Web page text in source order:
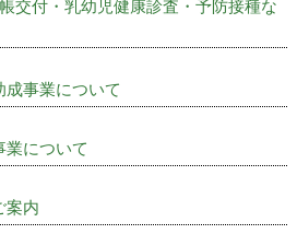
交付・乳幼児健康診査・予防接種な
事業について
業について
案内